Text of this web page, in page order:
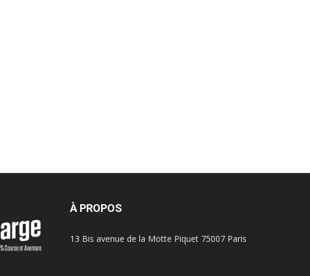
À PROPOS
13 Bis avenue de la Motte Piquet 75007 Paris